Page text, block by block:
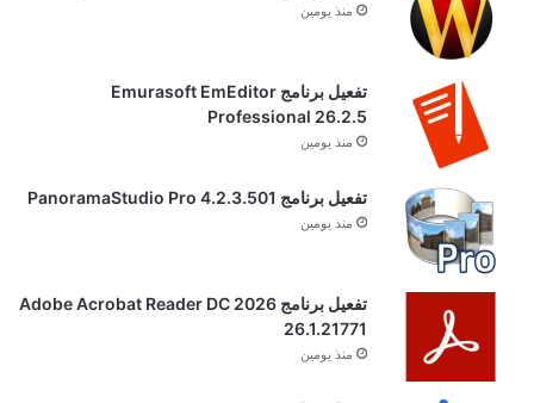
منذ يومين
تفعيل برنامج Emurasoft EmEditor
Professional 26.2.5
منذ يومين
تفعيل برنامج PanoramaStudio Pro 4.2.3.501
منذ يومين
تفعيل برنامج Adobe Acrobat Reader DC 2026
26.1.21771
منذ يومين